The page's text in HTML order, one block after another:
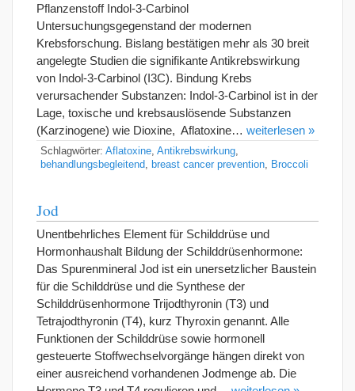
Pflanzenstoff Indol-3-Carbinol
Untersuchungsgegenstand der modernen
Krebsforschung. Bislang bestätigen mehr als 30 breit
angelegte Studien die signifikante Antikrebswirkung
von Indol-3-Carbinol (I3C). Bindung Krebs
verursachender Substanzen: Indol-3-Carbinol ist in der
Lage, toxische und krebsauslösende Substanzen
(Karzinogene) wie Dioxine, Aflatoxine… weiterlesen »
Schlagwörter: Aflatoxine Antikrebswirkung
behandlungsbegleitend
breast cancer prevention Broccoli
Jod
Unentbehrliches Element für Schilddrüse und
Hormonhaushalt Bildung der Schilddrüsenhormone:
Das Spurenmineral Jod ist ein unersetzlicher Baustein
für die Schilddrüse und die Synthese der
Schilddrüsenhormone Trijodthyronin (T3) und
Tetrajodthyronin (T4), kurz Thyroxin genannt. Alle
Funktionen der Schilddrüse sowie hormonell
gesteuerte Stoffwechselvorgänge hängen direkt von
einer ausreichend vorhandenen Jodmenge ab. Die